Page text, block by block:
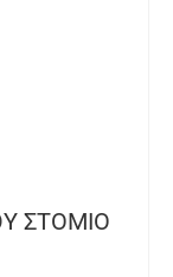
ΣΤΟΜΙΟ